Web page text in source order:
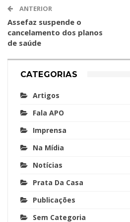
ANTERIOR
Assefaz suspende o
cancelamento dos planos
de saúde
CATEGORIAS
Artigos
Fala APO
Imprensa
Na Mídia
Notícias
Prata Da Casa
Publicações
Sem Categoria